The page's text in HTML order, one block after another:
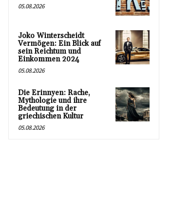
05.08.2026
Joko Winterscheidt
Vermögen: Ein Blick auf
sein Reichtum und
Einkommen 2024
05.08.2026
Die Erinnyen: Rache,
Mythologie und ihre
Bedeutung in der
griechischen Kultur
05.08.2026